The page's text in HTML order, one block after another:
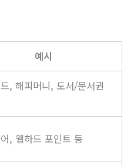
예시
, 해피머니, 도서/문서권
, 웹하드 포인트 등